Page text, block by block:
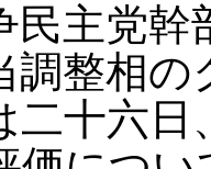
主党幹
調整相
二十六日